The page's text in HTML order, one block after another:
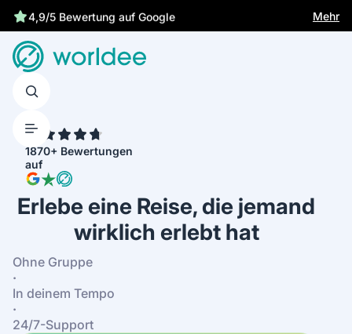
Gesetzliche Versicherung schützt dich Mehr
1870+ Bewertungen
auf
Erlebe eine Reise, die jemand
wirklich erlebt hat
Ohne Gruppe
·
In deinem Tempo
·
24/7-Support